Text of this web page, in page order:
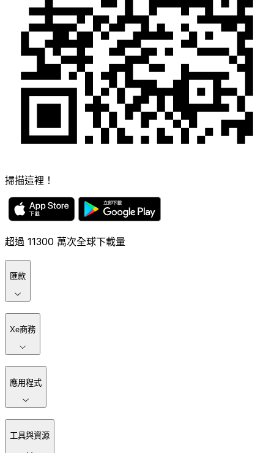
掃描這裡！
超過 11300 萬次全球下載量
匯款
Xe商務
應用程式
工具與資源